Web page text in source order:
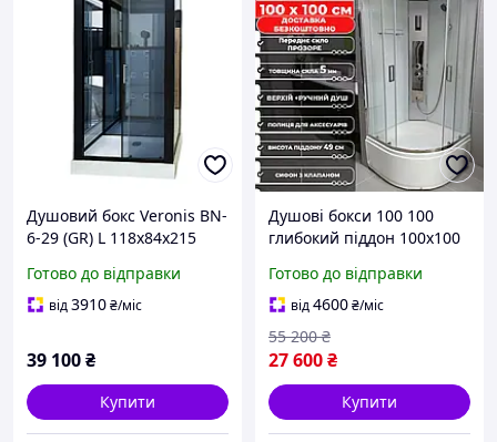
Душовий бокс Veronis BN-
6-29 (GR) L 118х84х215
Готово до відправки
від3910₴/міс
39 100₴
Купити
Душові бокси 100 100
глибокий піддон 100х100
профіль, прозоре скло,
високий піддон 49 см
Італія
Готово до відправки
від4600₴/міс
27 600₴
55 200 ₴
Купити